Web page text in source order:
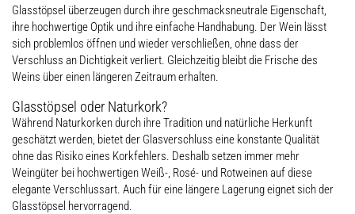
Glasstöpsel überzeugen durch ihre geschmacksneutrale Eigenschaft,
ihre hochwertige Optik und ihre einfache Handhabung. Der Wein lässt
sich problemlos öffnen und wieder verschließen, ohne dass der
Verschluss an Dichtigkeit verliert. Gleichzeitig bleibt die Frische des
Weins über einen längeren Zeitraum erhalten.
Glasstöpsel oder Naturkork?
Während Naturkorken durch ihre Tradition und natürliche Herkunft
geschätzt werden, bietet der Glasverschluss eine konstante Qualität
ohne das Risiko eines Korkfehlers. Deshalb setzen immer mehr
Weingüter bei hochwertigen Weiß-, Rosé- und Rotweinen auf diese
elegante Verschlussart. Auch für eine längere Lagerung eignet sich der
Glasstöpsel hervorragend.